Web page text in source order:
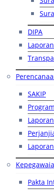
DIPA
SAKIP
Pakta